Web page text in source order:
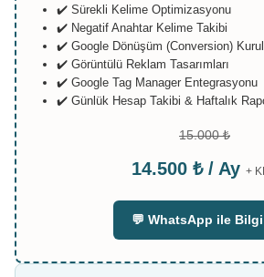
✔️ Sürekli Kelime Optimizasyonu
✔️ Negatif Anahtar Kelime Takibi
✔️ Google Dönüşüm (Conversion)
✔️ Görüntülü Reklam Tasarımları
✔️ Google Tag Manager Entegrasyonu
✔️ Günlük Hesap Takibi & Haftalık
15.000 ₺
14.500 ₺ / Ay +
💬 WhatsApp ile Bilgi